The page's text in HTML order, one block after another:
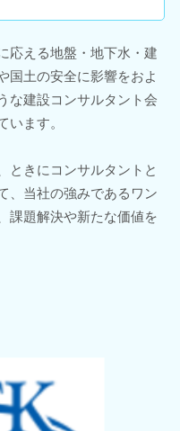
応える地盤・地下水・建
国土の安全に影響をおよ
な建設コンサルタント会
ます。
ときにコンサルタントと
、当社の強みであるワン
課題解決や新たな価値を